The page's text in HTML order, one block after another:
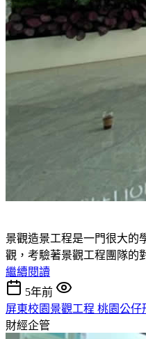
景觀造景工程是一門很大的
觀，考驗著景觀工程團隊的
繼續閱讀
5年前
屏東校園景觀工程 桃園公仔
財經企管